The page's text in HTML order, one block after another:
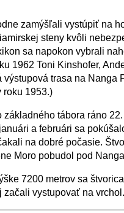
zamýšľali vystúpiť na
steny kvôli
sa napokon vybrali
1962 Toni Kinshofer,
výstupová trasa na Nanga
roku 1953.)
základného tábora ráno
a februári sa
na dobré počasie.
Moro pobudol pod
7200 metrov sa
začali vystupovať na vrchol.